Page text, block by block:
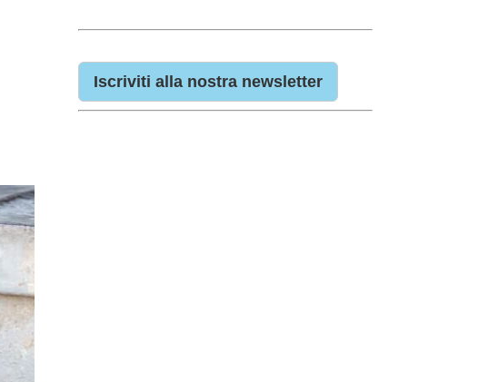
Iscriviti alla nostra newsletter